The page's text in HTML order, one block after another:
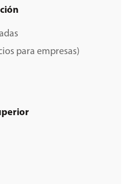
para empresas)